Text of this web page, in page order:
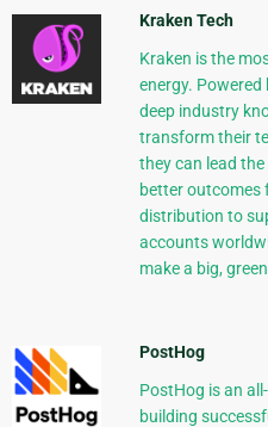
Kraken Tech
Kraken is the
energy. Powered
deep industry
transform their
they can lead
better outcomes
distribution to
accounts
make a big,
PostHog
PostHog is an
building